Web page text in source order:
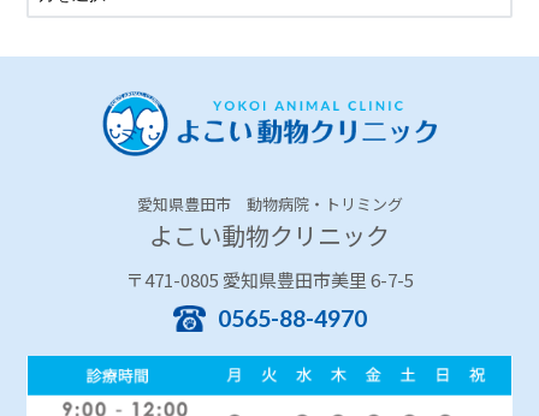
愛知県豊田市 動物病院・トリミング
よこい動物クリニック
〒471-0805 愛知県豊田市美里 6-7-5
0565-88-4970